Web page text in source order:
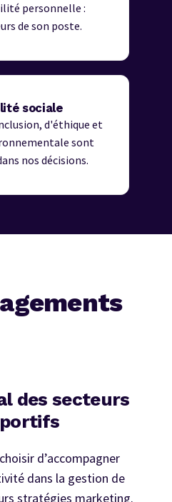
personnelle :
de son poste.
sociale
d'éthique et
sont
nos décisions.
des secteurs
d’accompagner
dans la gestion de
stratégies marketing.